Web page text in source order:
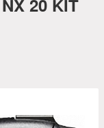
20 KIT